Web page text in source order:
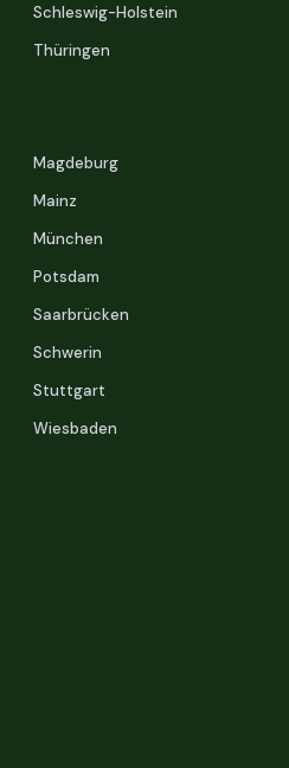
Schleswig-Holstein
Thüringen
Magdeburg
Mainz
München
Potsdam
Saarbrücken
Schwerin
Stuttgart
Wiesbaden